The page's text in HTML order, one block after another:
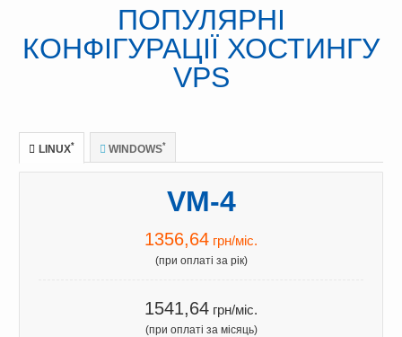
ПОПУЛЯРНІ
КОНФІГУРАЦІЇ ХОСТИНГУ
VPS
LINUX* WINDOWS*
VM-4
1356,64 грн/міс.
(при оплаті за рік)
1541,64 грн/міс.
(при оплаті за місяць)